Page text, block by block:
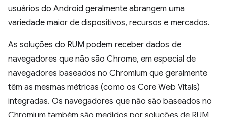
usuários do Android geralmente abrangem uma
variedade maior de dispositivos, recursos e mercados.
As soluções do RUM podem receber dados de
navegadores que não são Chrome, em especial de
navegadores baseados no Chromium que geralmente
têm as mesmas métricas (como os Core Web Vitals)
integradas. Os navegadores que não são baseados no